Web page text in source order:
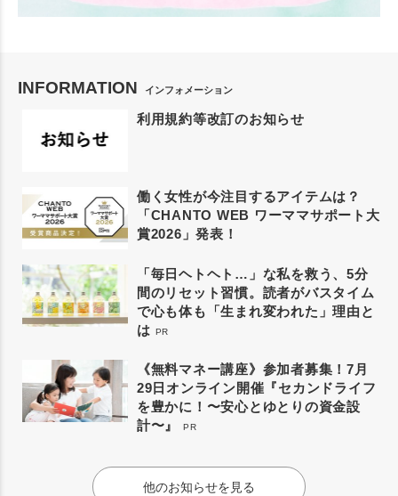
INFORMATION インフォメーション
利用規約等改訂のお知らせ
働く女性が今注目するアイテムは？
「CHANTO WEB ワーママサポート大
賞2026」発表！
「毎日ヘトヘト…」な私を救う、5分
間のリセット習慣。読者がバスタイム
で心も体も「生まれ変われた」理由と
は PR
《無料マネー講座》参加者募集！7月
29日オンライン開催『セカンドライフ
を豊かに！〜安心とゆとりの資金設
計〜』
PR
他のお知らせを見る